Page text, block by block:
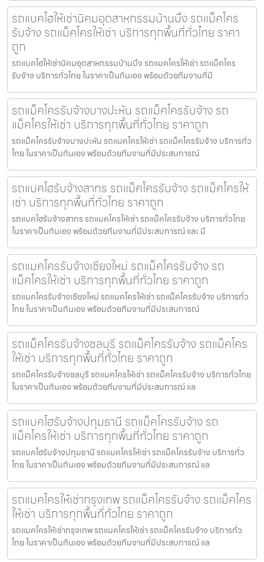
รถแบคโฮให้เช่านิคมอุตสาหกรรมบ้านบึง รถแม็คโคร
รับจ้าง รถแม็คโครให้เช่า บริการทุกพื้นที่ทั่วไทย ราคา
ถูก
รถแบคโฮให้เช่านิคมอุตสาหกรรมบ้านบึง รถแมคโครให้เช่า รถแม็คโคร
รับจ้าง บริการทั่วไทย ในราคาเป็นกันเอง พร้อมด้วยทีมงานที่มี
รถแม็คโครรับจ้างบางปะหัน รถแม็คโครรับจ้าง รถ
แม็คโครให้เช่า บริการทุกพื้นที่ทั่วไทย ราคาถูก
รถแม็คโครรับจ้างบางปะหัน รถแมคโครให้เช่า รถแม็คโครรับจ้าง บริการทั่ว
ไทย ในราคาเป็นกันเอง พร้อมด้วยทีมงานที่มีประสบการณ์
รถแบคโฮรับจ้างสาทร รถแม็คโครรับจ้าง รถแม็คโครให้
เช่า บริการทุกพื้นที่ทั่วไทย ราคาถูก
รถแบคโฮรับจ้างสาทร รถแมคโครให้เช่า รถแม็คโครรับจ้าง บริการทั่วไทย
ในราคาเป็นกันเอง พร้อมด้วยทีมงานที่มีประสบการณ์ และ มื
รถแมคโครรับจ้างเชียงใหม่ รถแม็คโครรับจ้าง รถ
แม็คโครให้เช่า บริการทุกพื้นที่ทั่วไทย ราคาถูก
รถแมคโครรับจ้างเชียงใหม่ รถแมคโครให้เช่า รถแม็คโครรับจ้าง บริการทั่ว
ไทย ในราคาเป็นกันเอง พร้อมด้วยทีมงานที่มีประสบการณ์
รถแม็คโครรับจ้างชลบุรี รถแม็คโครรับจ้าง รถแม็คโคร
ให้เช่า บริการทุกพื้นที่ทั่วไทย ราคาถูก
รถแม็คโครรับจ้างชลบุรี รถแมคโครให้เช่า รถแม็คโครรับจ้าง บริการทั่วไทย
ในราคาเป็นกันเอง พร้อมด้วยทีมงานที่มีประสบการณ์ แล
รถแบคโฮรับจ้างปทุมธานี รถแม็คโครรับจ้าง รถ
แม็คโครให้เช่า บริการทุกพื้นที่ทั่วไทย ราคาถูก
รถแบคโฮรับจ้างปทุมธานี รถแมคโครให้เช่า รถแม็คโครรับจ้าง บริการทั่ว
ไทย ในราคาเป็นกันเอง พร้อมด้วยทีมงานที่มีประสบการณ์ แล
รถแมคโครให้เช่ากรุงเทพ รถแม็คโครรับจ้าง รถแม็คโคร
ให้เช่า บริการทุกพื้นที่ทั่วไทย ราคาถูก
รถแมคโครให้เช่ากรุงเทพ รถแมคโครให้เช่า รถแม็คโครรับจ้าง บริการทั่ว
ไทย ในราคาเป็นกันเอง พร้อมด้วยทีมงานที่มีประสบการณ์ แล